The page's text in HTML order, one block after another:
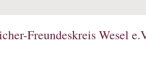
Freundeskreis Wesel